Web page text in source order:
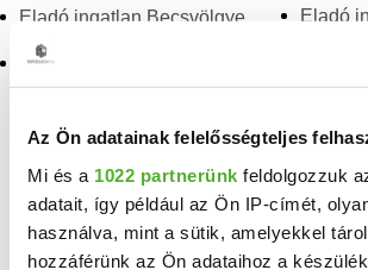
Az Ön adatainak felelősségteljes
Mi és a 1022 partnerünk feldolgozzuk
adatait, így például az Ön IP-címét,
használva, mint a sütik, amelyekkel
hozzáférünk az Ön adataihoz a
Eladó ingatlan Becsvölgye
Eladó ingatlan Csapi
Eladó
+36 1 795
MR Közösségi Lakásalap